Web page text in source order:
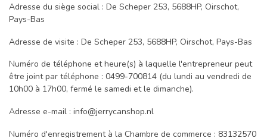
Adresse du siège social : De Scheper 253, 5688HP, Oirschot,
Pays-Bas
Adresse de visite : De Scheper 253, 5688HP, Oirschot, Pays-Bas
Numéro de téléphone et heure(s) à laquelle l'entrepreneur peut
être joint par téléphone : 0499-700814 (du lundi au vendredi de
10h00 à 17h00, fermé le samedi et le dimanche).
Adresse e-mail : info@jerrycanshop.nl
Numéro d'enregistrement à la Chambre de commerce : 83132570